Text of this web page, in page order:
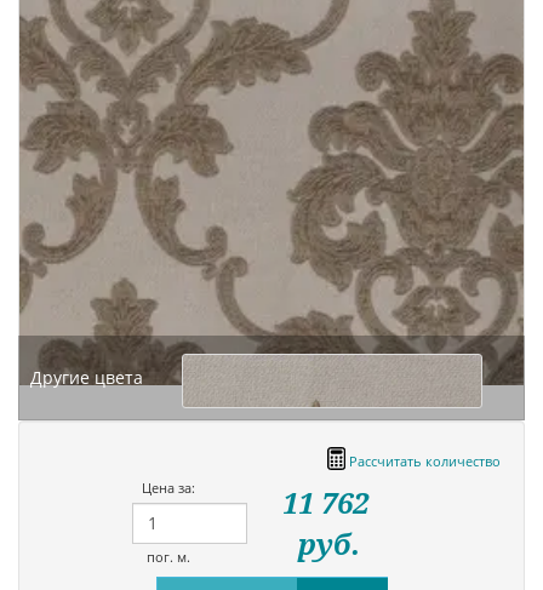
Другие цвета
Рассчитать количество
Цена за:
пог. м.
11 762
руб.